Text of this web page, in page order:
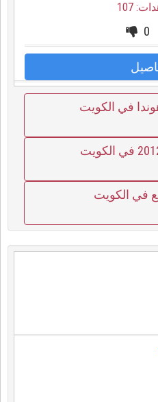
107
0
في الكويت
في الكويت